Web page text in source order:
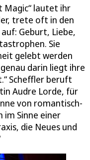
Magic“ lautet ihr
trete oft in den
Geburt, Liebe,
Sie
gelebt werden
darin liegt ihre
Scheffler beruft
Audre Lorde, für
von romantisch-
Sinne einer
die Neues und